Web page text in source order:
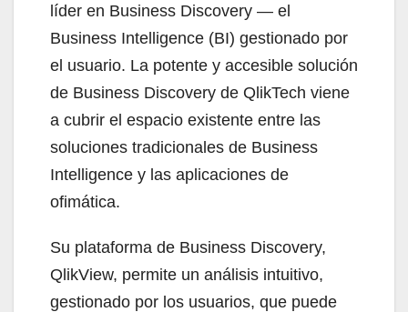
líder en Business Discovery — el
Business Intelligence (BI) gestionado por
el usuario. La potente y accesible solución
de Business Discovery de QlikTech viene
a cubrir el espacio existente entre las
soluciones tradicionales de Business
Intelligence y las aplicaciones de
ofimática.
Su plataforma de Business Discovery,
QlikView, permite un análisis intuitivo,
gestionado por los usuarios, que puede